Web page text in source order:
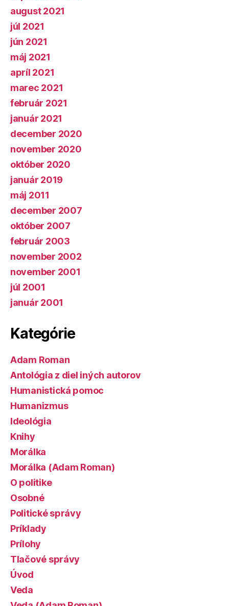
august 2021
júl 2021
jún 2021
máj 2021
apríl 2021
marec 2021
február 2021
január 2021
december 2020
november 2020
október 2020
január 2019
máj 2011
december 2007
október 2007
február 2003
november 2002
november 2001
júl 2001
január 2001
Kategórie
Adam Roman
Antológia z diel iných autorov
Humanistická pomoc
Humanizmus
Ideológia
Knihy
Morálka
Morálka (Adam Roman)
O politike
Osobné
Politické správy
Príklady
Prílohy
Tlačové správy
Úvod
Veda